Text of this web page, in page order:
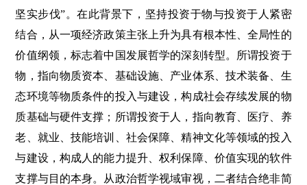
坚实步伐”。在此背景下，坚持投资于物与投资于人紧密
结合，从一项经济政策主张上升为具有根本性、全局性的
价值纲领，标志着中国发展哲学的深刻转型。所谓投资于
物，指向物质资本、基础设施、产业体系、技术装备、生
态环境等物质条件的投入与建设，构成社会存续发展的物
质基础与硬件支撑；所谓投资于人，指向教育、医疗、养
老、就业、技能培训、社会保障、精神文化等领域的投入
与建设，构成人的能力提升、权利保障、价值实现的软件
支撑与目的本身。从政治哲学视域审视，二者结合绝非简